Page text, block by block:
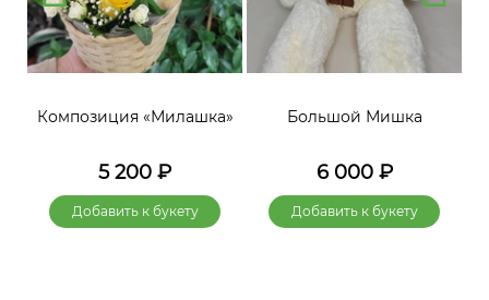
Композиция «Милашка»
5 200 ₽
Добавить к букету
Большой Мишка
6 000₽
Добавить к букету